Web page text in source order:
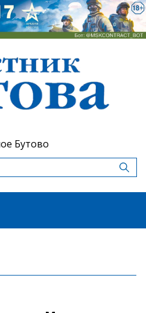
Бутово